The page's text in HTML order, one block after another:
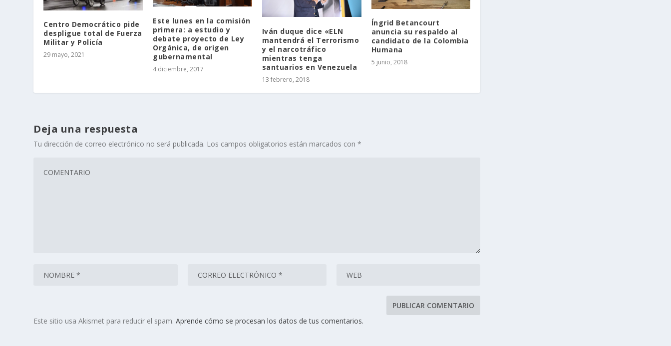
Centro Democrático pide
despligue total de Fuerza
Militar y Policía
29 mayo, 2021
Este lunes en la comisión
primera: a estudio y
debate proyecto de Ley
Orgánica, de origen
gubernamental
4 diciembre, 2017
Iván duque dice «ELN
mantendrá el Terrorismo
y el narcotráfico
mientras tenga
santuarios en Venezuela
13 febrero, 2018
Íngrid Betancourt
anuncia su respaldo al
candidato de la Colombia
Humana
5 junio, 2018
Deja una respuesta
Tu dirección de correo electrónico no será publicada. Los campos obligatorios están marcados con*
Este sitio usa Akismet para reducir el spam.Aprende cómo se procesan los datos de tus comentarios.